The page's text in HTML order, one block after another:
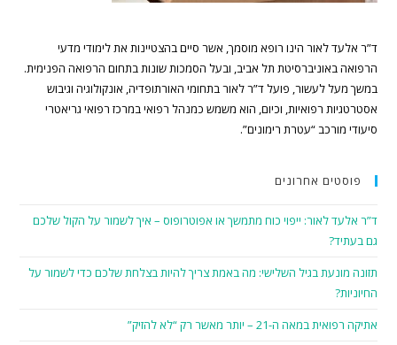
ד”ר אלעד לאור הינו רופא מוסמך, אשר סיים בהצטיינות את לימודי מדעי
הרפואה באוניברסיטת תל אביב, ובעל הסמכות שונות בתחום הרפואה הפנימית.
במשך מעל לעשור, פועל ד”ר לאור בתחומי האורתופדיה, אונקולוגיה וגיבוש
אסטרטגיות רפואיות, וכיום, הוא משמש כמנהל רפואי במרכז רפואי גריאטרי
סיעודי מורכב “עטרת רימונים”.
פוסטים אחרונים
ד”ר אלעד לאור: ייפוי כוח מתמשך או אפוטרופוס – איך לשמור על הקול שלכם
גם בעתיד?
תזונה מונעת בגיל השלישי: מה באמת צריך להיות בצלחת שלכם כדי לשמור על
החיוניות?
אתיקה רפואית במאה ה-21 – יותר מאשר רק “לא להזיק”